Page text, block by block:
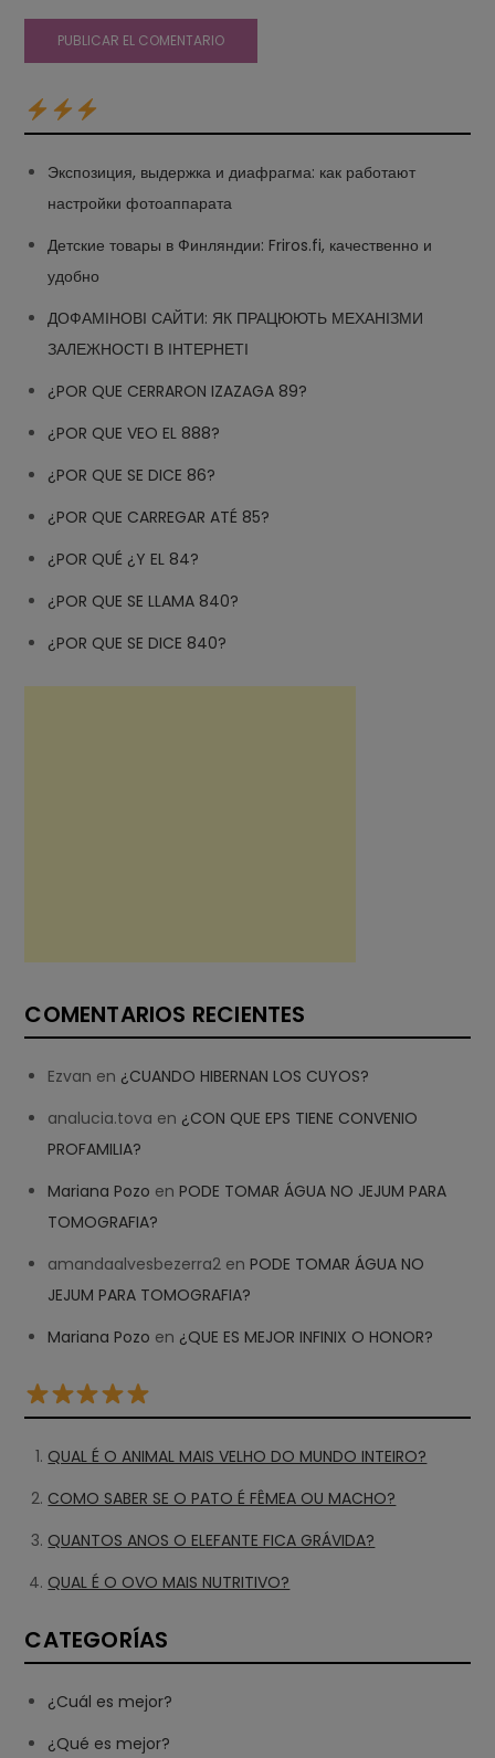
Экспозиция, выдержка и диафрагма: как работают
настройки фотоаппарата
Детские товары в Финляндии: Friros.fi, качественно и
удобно
ДОФАМІНОВІ САЙТИ: ЯК ПРАЦЮЮТЬ МЕХАНІЗМИ
ЗАЛЕЖНОСТІ В ІНТЕРНЕТІ
¿POR QUE CERRARON IZAZAGA 89?
¿POR QUE VEO EL 888?
¿POR QUE SE DICE 86?
¿POR QUE CARREGAR ATÉ 85?
¿POR QUÉ ¿Y EL 84?
¿POR QUE SE LLAMA 840?
¿POR QUE SE DICE 840?
COMENTARIOS RECIENTES
Ezvan en ¿CUANDO HIBERNAN LOS CUYOS?
analucia.tova en ¿CON QUE EPS TIENE CONVENIO
PROFAMILIA?
Mariana Pozo enPODE TOMAR ÁGUA NO JEJUM PARA
TOMOGRAFIA?
amandaalvesbezerra2 enPODE TOMAR ÁGUA NO
JEJUM PARA TOMOGRAFIA?
Mariana Pozo en ¿QUE ES MEJOR INFINIX O HONOR?
QUAL É O ANIMAL MAIS VELHO DO MUNDO INTEIRO?
COMO SABER SE O PATO É FÊMEA OU MACHO?
QUANTOS ANOS O ELEFANTE FICA GRÁVIDA?
QUAL É O OVO MAIS NUTRITIVO?
CATEGORÍAS
¿Cuál es mejor?
¿Qué es mejor?